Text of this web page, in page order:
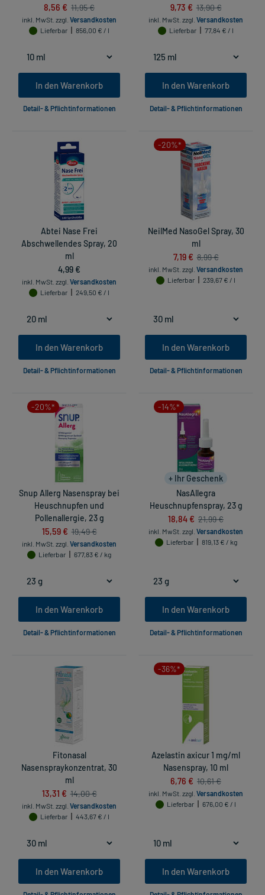
8,56 € 11,95 €
inkl. MwSt. zzgl. Versandkosten
Lieferbar
856,00 € / l
In den Warenkorb
Detail- & Pflichtinformationen
9,73 € 13,90 €
inkl. MwSt. zzgl. Versandkosten
Lieferbar
77,84 € / l
In den Warenkorb
Detail- & Pflichtinformationen
Abtei Nase Frei
Abschwellendes Spray, 20
ml
4,99 €
inkl. MwSt. zzgl. Versandkosten
Lieferbar
249,50 € / l
In den Warenkorb
Detail- & Pflichtinformationen
-20%*
NeilMed NasoGel Spray, 30
ml
7,19 € 8,99 €
inkl. MwSt. zzgl. Versandkosten
Lieferbar
239,67 € / l
In den Warenkorb
Detail- & Pflichtinformationen
-20%*
Snup Allerg Nasenspray bei
Heuschnupfen und
Pollenallergie, 23 g
15,59 € 19,49 €
inkl. MwSt. zzgl. Versandkosten
Lieferbar
677,83 € / kg
In den Warenkorb
Detail- & Pflichtinformationen
-14%*
+ Ihr Geschenk
NasAllegra
Heuschnupfenspray, 23 g
18,84 € 21,99 €
inkl. MwSt. zzgl. Versandkosten
Lieferbar
819,13 € / kg
In den Warenkorb
Detail- & Pflichtinformationen
Fitonasal
Nasenspraykonzentrat, 30
ml
13,31 € 14,00 €
inkl. MwSt. zzgl. Versandkosten
Lieferbar
443,67 € / l
In den Warenkorb
-36%*
Azelastin axicur 1 mg/ml
Nasenspray, 10 ml
6,76 € 10,61 €
inkl. MwSt. zzgl. Versandkosten
Lieferbar
676,00 € / l
In den Warenkorb